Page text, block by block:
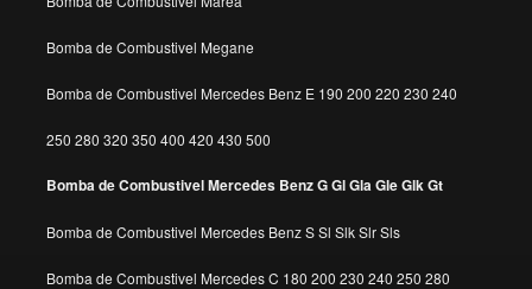
Bomba de Combustivel Megane
Bomba de Combustivel Mercedes Benz E 190 200 220 230 240
250 280 320 350 400 420 430 500
Bomba de Combustivel Mercedes Benz G Gl Gla Gle Glk Gt
Bomba de Combustivel Mercedes Benz S Sl Slk Slr Sls
Bomba de Combustivel Mercedes C 180 200 230 240 250 280